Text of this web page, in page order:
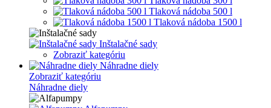
Tlaková nádoba 500 l
Tlaková nádoba 1500 l
Inštalačné sady
Zobraziť kategóriu
Náhradne diely
Zobraziť kategóriu
Náhradne diely